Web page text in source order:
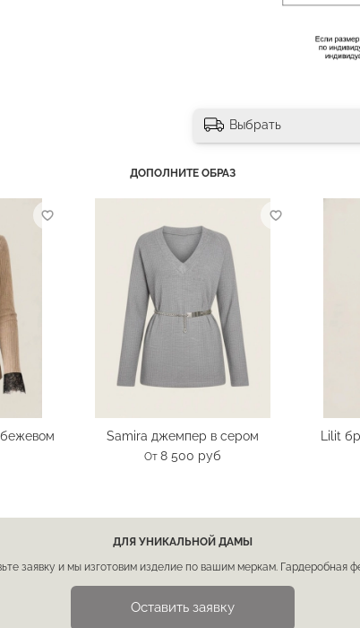
Выбрать
ДОПОЛНИТЕ ОБРАЗ
Samira джемпер в сером
От 8 500 руб
Lilit
ДЛЯ УНИКАЛЬНОЙ ДАМЫ
заявку и мы изготовим изделие по вашим меркам. Гардеробная
Оставить заявку